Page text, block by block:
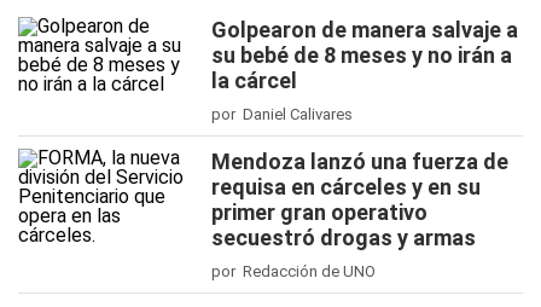
Golpearon de manera salvaje a
su bebé de 8 meses y no irán a
la cárcel
por Daniel Calivares
Mendoza lanzó una fuerza de
requisa en cárceles y en su
primer gran operativo
secuestró drogas y armas
por Redacción de UNO